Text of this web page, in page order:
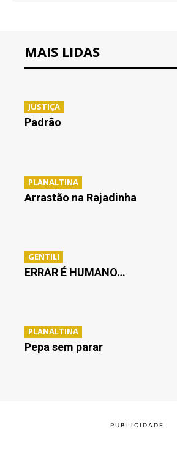
MAIS LIDAS
JUSTIÇA
Padrão
PLANALTINA
Arrastão na Rajadinha
GENTILI
ERRAR É HUMANO…
PLANALTINA
Pepa sem parar